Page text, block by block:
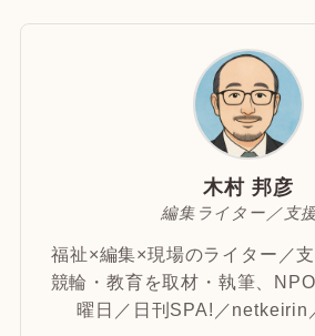
木村 邦彦
編集ライター／支
福祉×編集×現場のライター／
競輪・教育を取材・執筆、
曜日／日刊SPA!／netkeirin